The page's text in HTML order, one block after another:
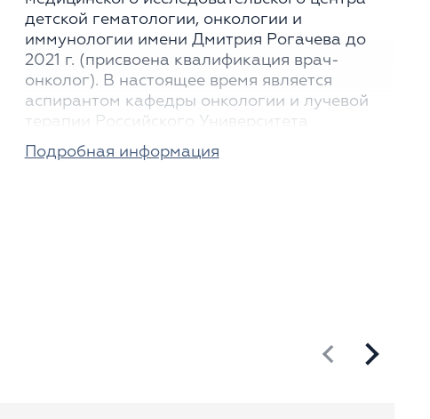
детской гематологии, онкологии и
иммунологии имени Дмитрия Рогачева до
2021 г. (присвоена квалификация врач-
онколог). В настоящее время является
аспирантом кафедры онкологии и лучевой
терапии Российского Университета
Медицины. Имеет несколько публикаций в
ведущих профессиональных изданиях по
городских поликлиниках № 69 и № 52.
Подробная информация